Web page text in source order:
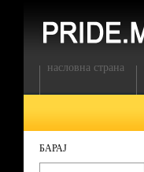
насловна страна
БАРАЈ